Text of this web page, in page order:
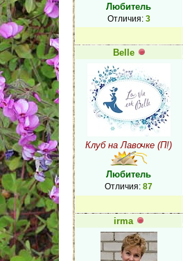
Любитель
Отличия: 3
Belle
Клуб на Лавочке (П!)
Любитель
Отличия: 87
irma